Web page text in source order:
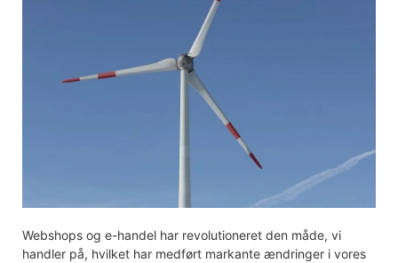
Webshops og e-handel har revolutioneret den måde, vi
handler på, hvilket har medført markante ændringer i vores